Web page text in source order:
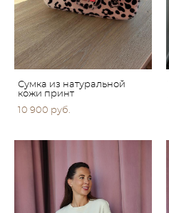
Сумка из натуральной
кожи принт
10 900 pуб.